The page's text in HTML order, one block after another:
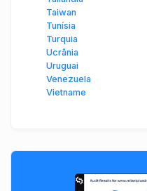
Taiwan
Tunísia
Turquia
Ucrânia
Uruguai
Venezuela
Vietname